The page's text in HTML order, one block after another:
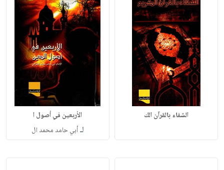
الشفاء بالقرآن الك الأربعين في أصول ا
لـأبي حامد محمد ال